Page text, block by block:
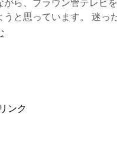
がら、ブラウン管テレビ
うと思っています。 迷っ
。 ネット通販で購入しよう
ンク